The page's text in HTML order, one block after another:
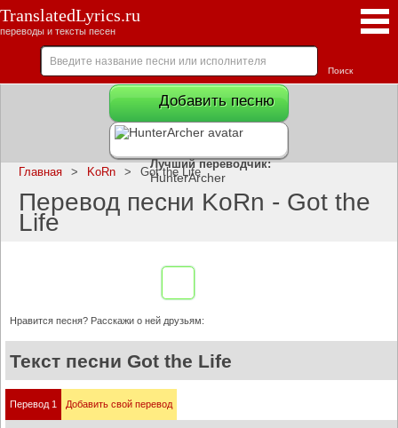
TranslatedLyrics.ru
переводы и тексты песен
Добавить песню
Лучший переводчик:
HunterArcher
Главная > KoRn > Got the Life
Перевод песни KoRn - Got the
Life
Нравится песня? Расскажи о ней друзьям:
Текст песни Got the Life
Перевод 1 Добавить свой перевод